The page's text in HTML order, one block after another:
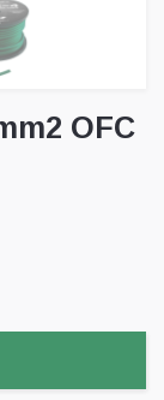
OFC